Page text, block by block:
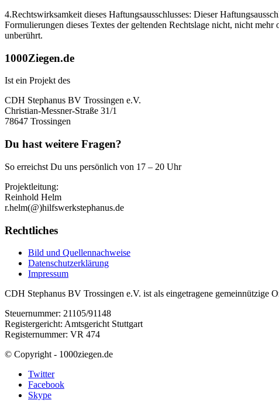
4.Rechtswirksamkeit dieses Haftungsausschlusses: Dieser
Formulierungen dieses Textes der geltenden Rechtslage nicht, nicht
unberührt.
1000Ziegen.de
Ist ein Projekt des
CDH Stephanus BV Trossingen e.V.
Christian-Messner-Straße 31/1
78647 Trossingen
Du hast weitere Fragen?
So erreichst Du uns persönlich von 17 – 20 Uhr
Projektleitung:
Reinhold Helm
r.helm(@)hilfswerkstephanus.de
Rechtliches
Bild und Quellennachweise
Datenschutzerklärung
Impressum
CDH Stephanus BV Trossingen e.V. ist als eingetragene gemeinnützige
Steuernummer: 21105/91148
Registergericht: Amtsgericht Stuttgart
Registernummer: VR 474
© Copyright - 1000ziegen.de
Twitter
Facebook
Skype